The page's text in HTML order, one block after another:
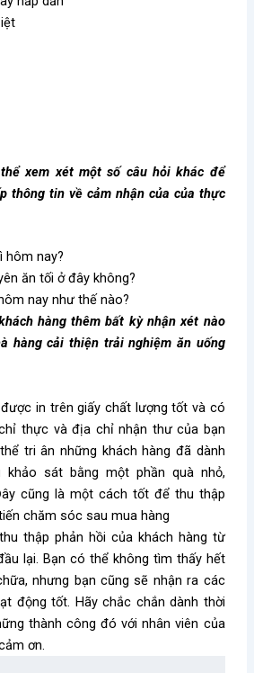
xem xét một số câu hỏi khác để
thông tin về cảm nhận của của thực
hôm nay?
ăn tối ở đây không?
nay như thế nào?
hàng thêm bất kỳ nhận xét nào
hàng cải thiện trải nghiệm ăn uống
in trên giấy chất lượng tốt và có
thực và địa chỉ nhận thư của bạn
tri ân những khách hàng đã dành
khảo sát bằng một phần quà nhỏ,
cũng là một cách tốt để thu thập
chăm sóc sau mua hàng
thập phản hồi của khách hàng từ
lại. Bạn có thể không tìm thấy hết
nhưng bạn cũng sẽ nhận ra các
động tốt. Hãy chắc chắn dành thời
thành công đó với nhân viên của
ơn.